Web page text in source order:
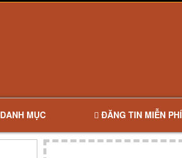
DANH MỤC ĐĂNG TIN MIỄN PHÍ